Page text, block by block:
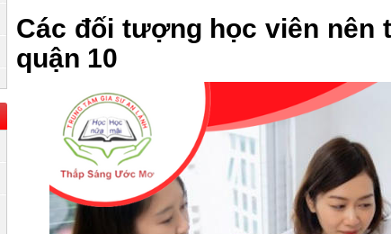
Các đối tượng học viên nên
quận 10